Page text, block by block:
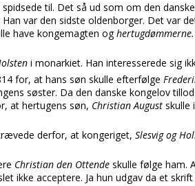
til. Det så ud som om den
var den sidste oldenborger. Det var
have kongemagten oghertugdømmerne.
i monarkiet. Han interesserede sig
for, at hans søn skulle efterfølge
søster. Da den danske kongelov
at hertugens søn, Christian August skulle
derfor, at kongeriget, Slesvig og
Christian den Ottende skulle følge ham.
ikke acceptere. Ja hun udgav da et skrift